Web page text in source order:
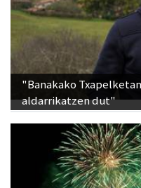
"Banakako
aldarrikatzen dut"